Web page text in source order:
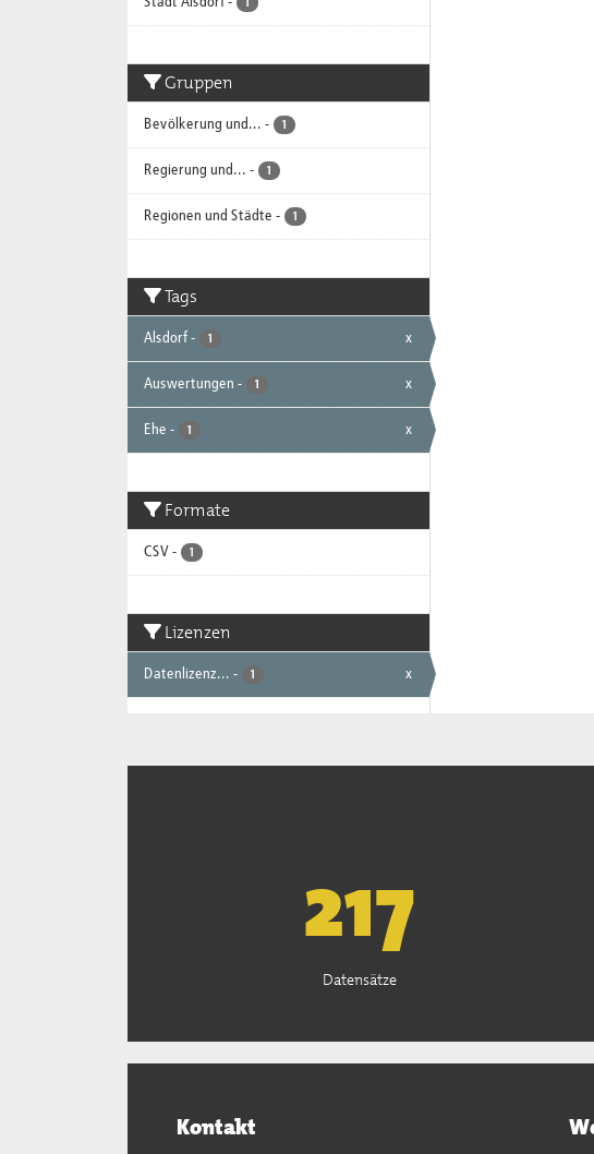
1
Gruppen
Bevölkerung und... - 1
Regierung und... - 1
Regionen und Städte - 1
Tags
Alsdorf - 1 x
Auswertungen - 1 x
Ehe - 1 x
Formate
CSV - 1
Lizenzen
Datenlizenz... - 1 x
221
Datensätze
Kontakt